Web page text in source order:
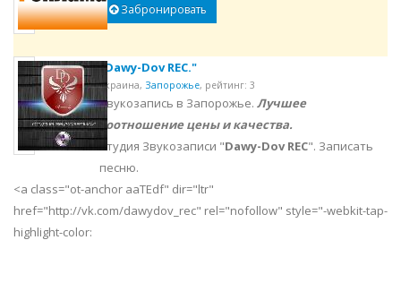
Забронировать
"Dawy-Dov REC."
Украина, Запорожье, рейтинг: 3
Звукозапись в Запорожье. Лучшее
соотношение цены и качества.
Студия Звукозаписи "Dawy-Dov REC". Записать
песню.
<a class="ot-anchor aaTEdf" dir="ltr"
href="http://vk.com/dawydov_rec" rel="nofollow" style="-webkit-tap-
highlight-color: